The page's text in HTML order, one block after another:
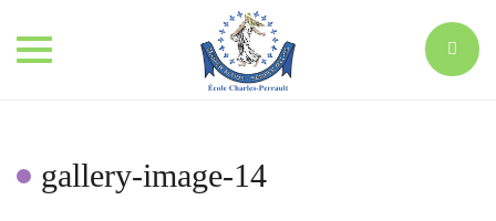
Toggle
gallery-image-14